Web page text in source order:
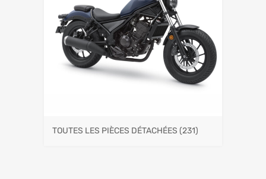
TOUTES LES PIÈCES DÉTACHÉES (231)